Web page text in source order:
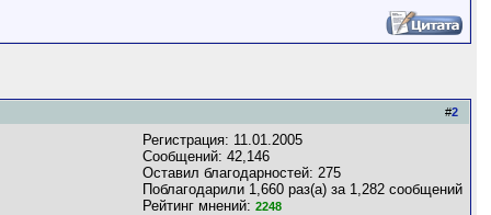
#2
Регистрация: 11.01.2005
Сообщений: 42,146
Оставил благодарностей: 275
Поблагодарили 1,660 раз(а) за 1,282 сообщений
Рейтинг мнений: 2248